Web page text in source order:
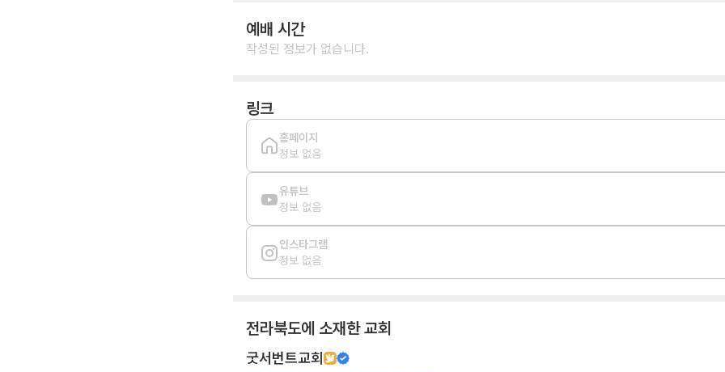
예배 시간
작성된 정보가 없습니다.
링크
홈페이지
정보 없음
유튜브
정보 없음
인스타그램
정보 없음
전라북도에 소재한 교회
굿서번트교회